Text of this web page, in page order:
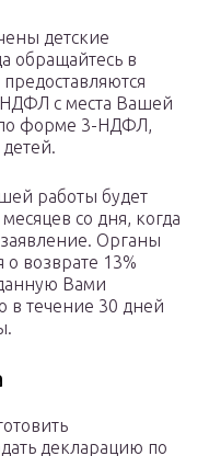
детские
обращайтесь в
с места Вашей
по форме 3-НДФЛ,
работы будет
со дня, когда
Органы
возврате 13%
Вами
в течение 30 дней
декларацию по